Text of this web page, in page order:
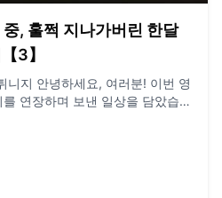
, 훌쩍 지나가버린 한달
3】
! 이번 영
연장하며 보낸 일상을 담았습니
다 보니
와의 차이를 조금
영상은 일